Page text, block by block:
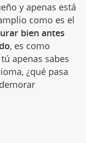
y apenas está
como es el
bien antes
, es como
apenas sabes
¿qué pasa